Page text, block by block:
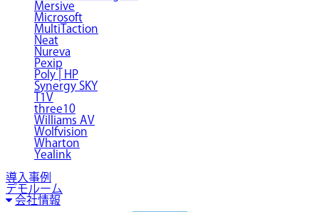
Mersive
Microsoft
MultiTaction
Neat
Nureva
Pexip
Poly | HP
Synergy SKY
T1V
three10
Williams AV
Wolfvision
Wharton
Yealink
導入事例
デモルーム
会社情報